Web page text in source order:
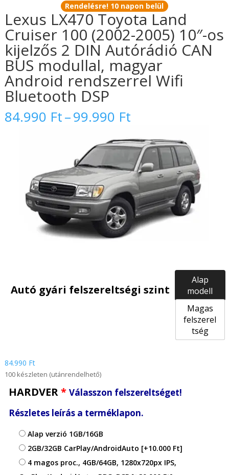
Rendelésre! 10 napon belül
Lexus LX470 Toyota Land
Cruiser 100 (2002-2005) 10″-os
kijelzős 2 DIN Autórádió CAN
BUS modullal, magyar
Android rendszerrel Wifi
Bluetooth DSP
84.990 Ft–99.990 FtÁrtartomány:
84.990 Ft
-
99.990 Ft
Autó gyári felszereltségi szint
Alap
modell
Magas
felszerel
tség
84.990 Ft
100 készleten (utánrendelhető)
HARDVER* Válasszon felszereltséget!
Részletes leírás a terméklapon.
Alap verzió 1GB/16GB
2GB/32GB CarPlay/AndroidAuto [+10.000 Ft]
4 magos proc., 4GB/64GB, 1280x720px IPS,